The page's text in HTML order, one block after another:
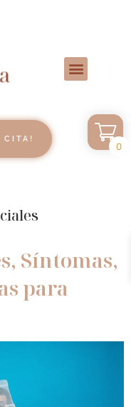
CITA!
Síntomas,
para
0